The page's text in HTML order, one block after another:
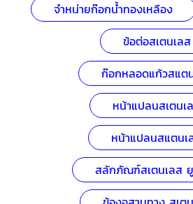
จำหน่ายก๊อกน้ำทองเหลือง
ข้อต่อสเตนเลส
ก๊อกหลอดแก้วสแต
หน้าแปลนสเตนเ
หน้าแปลนสแตนเ
สลักภัณฑ์สเตนเลส